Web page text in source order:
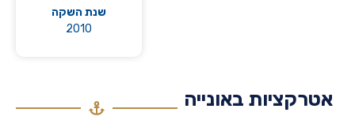
שנת השקה
באונייה